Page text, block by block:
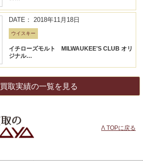
DATE： 2018年11月18日
ウイスキー
イチローズモルト MILWAUKEE'S CLUB オリ
ジナル…
買取実績の一覧を見る
Λ TOPに戻る